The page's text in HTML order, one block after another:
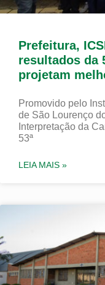
Prefeitura,
resultados da
projetam
Promovido pelo
de São Lourenço
Interpretação da
53ª
LEIA MAIS »